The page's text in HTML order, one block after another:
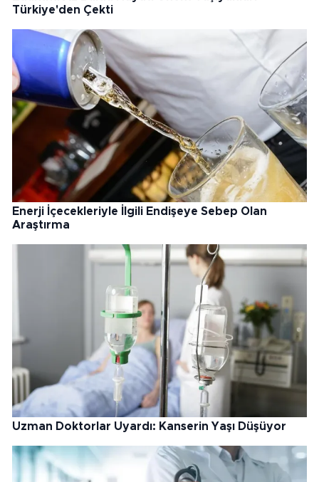
Türkiye'den Çekti
Enerji İçecekleriyle İlgili Endişeye Sebep Olan
Araştırma
Uzman Doktorlar Uyardı: Kanserin Yaşı Düşüyor